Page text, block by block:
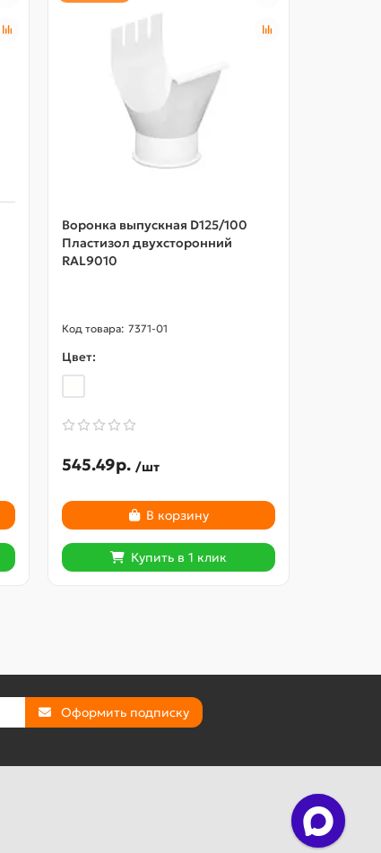
Воронка выпускная D125/100
Пластизол двухсторонний
RAL9010
7371-01
Цвет:
545.49р. /шт
В корзину
Купить в 1 клик
Оформить подписку